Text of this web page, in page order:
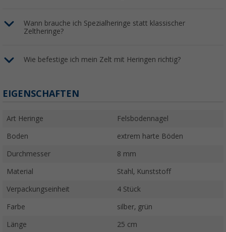
Wann brauche ich Spezialheringe statt klassischer
Zeltheringe?
Wie befestige ich mein Zelt mit Heringen richtig?
EIGENSCHAFTEN
Art Heringe Felsbodennagel
Boden extrem harte Böden
Durchmesser 8 mm
Material Stahl, Kunststoff
Verpackungseinheit 4 Stück
Farbe silber, grün
Länge 25 cm